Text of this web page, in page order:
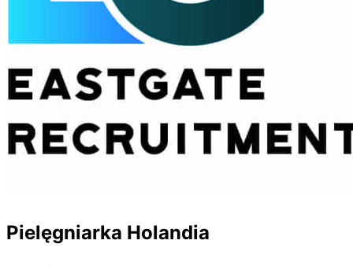
Pielęgniarka Holandia